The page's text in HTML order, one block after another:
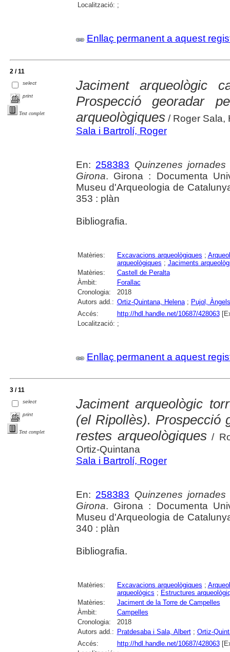
Localització: ;
Enllaç permanent a aquest
2 / 11
select
print
Text complet
Jaciment arqueològic
Prospecció georadar
arqueològiques/ Roger Sala,
Sala i Bartrolí, Roger
En: 258383 Quinzenes
Girona. Girona : Documenta
Museu d'Arqueologia de
353 : plàn
Bibliografia.
Matèries: Excavacions arqueològiques ;
arqueològiques ; Jaciments
Matèries:
Castell de Peralta
Àmbit:
Forallac
Cronologia:
2018
Autors add.: Ortiz-Quintana, Helena; Pujol, Àngels
Accés:
http://hdl.handle.net/10687/428063
Localització: ;
Enllaç permanent a aquest
3 / 11
select
print
Text complet
Jaciment arqueològic
(el Ripollès). Prospecció
restes arqueològiques /
Ortiz-Quintana
Sala i Bartrolí, Roger
En: 258383 Quinzenes
Girona. Girona : Documenta
Museu d'Arqueologia de
340 : plàn
Bibliografia.
Matèries: Excavacions arqueològiques ;
arqueològics ; Estructures
Matèries:
Jaciment de la Torre de Campelles
Àmbit:
Campelles
Cronologia:
2018
Autors add.: Pratdesaba i Sala, Albert; Ortiz-
Accés:
http://hdl.handle.net/10687/428063